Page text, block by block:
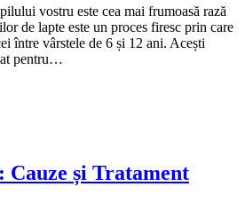
vostru este cea mai frumoasă rază
de lapte este un proces firesc prin care
între vârstele de 6 și 12 ani. Acești
pentru…
Cauze și Tratament